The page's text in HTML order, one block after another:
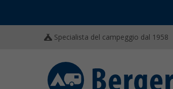
Specialista del campeggio dal 1958